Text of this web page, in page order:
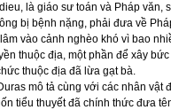
là giáo sư toán và Pháp
bị bệnh nặng, phải đưa về
vào cảnh nghèo khó vì bao
thuộc địa, một phần để xây
thuộc địa đã lừa gạt bà.
mô tả cùng với các nhân vật
tiểu thuyết đã chính thức đưa